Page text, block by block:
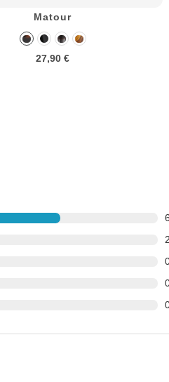
Matour
27,90 €
6
2